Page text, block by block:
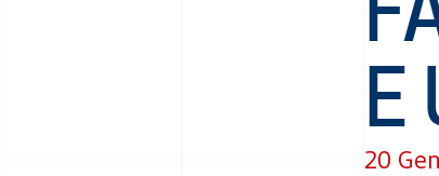
E
20